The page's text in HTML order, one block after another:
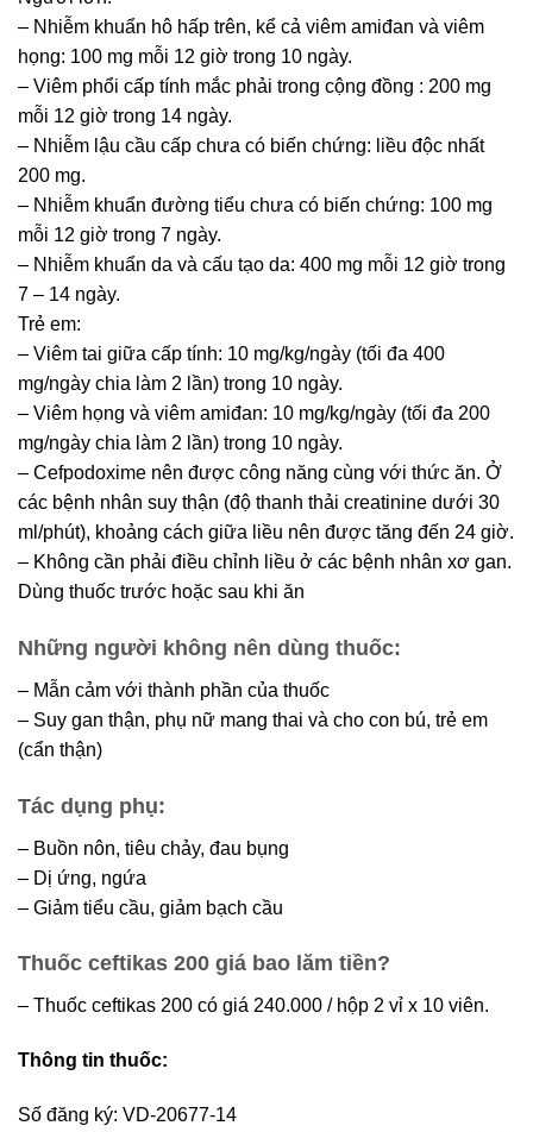
– Nhiễm khuẩn hô hấp trên, kể cả viêm amiđan và viêm
họng: 100 mg mỗi 12 giờ trong 10 ngày.
– Viêm phổi cấp tính mắc phải trong cộng đồng : 200 mg
mỗi 12 giờ trong 14 ngày.
– Nhiễm lậu cầu cấp chưa có biến chứng: liều độc nhất
200 mg.
– Nhiễm khuẩn đường tiểu chưa có biến chứng: 100 mg
mỗi 12 giờ trong 7 ngày.
– Nhiễm khuẩn da và cấu tạo da: 400 mg mỗi 12 giờ trong
7 – 14 ngày.
Trẻ em:
– Viêm tai giữa cấp tính: 10 mg/kg/ngày (tối đa 400
mg/ngày chia làm 2 lần) trong 10 ngày.
– Viêm họng và viêm amiđan: 10 mg/kg/ngày (tối đa 200
mg/ngày chia làm 2 lần) trong 10 ngày.
– Cefpodoxime nên được công năng cùng với thức ăn. Ở
các bệnh nhân suy thận (độ thanh thải creatinine dưới 30
ml/phút), khoảng cách giữa liều nên được tăng đến 24 giờ.
– Không cần phải điều chỉnh liều ở các bệnh nhân xơ gan.
Dùng thuốc trước hoặc sau khi ăn
Những người không nên dùng thuốc:
– Mẫn cảm với thành phần của thuốc
– Suy gan thận, phụ nữ mang thai và cho con bú, trẻ em
(cẩn thận)
Tác dụng phụ:
– Buồn nôn, tiêu chảy, đau bụng
– Dị ứng, ngứa
– Giảm tiểu cầu, giảm bạch cầu
Thuốc ceftikas 200 giá bao lăm tiền?
– Thuốc ceftikas 200 có giá 240.000 / hộp 2 vỉ x 10 viên.
Thông tin thuốc:
Số đăng ký: VD-20677-14